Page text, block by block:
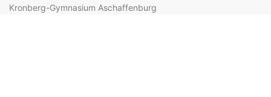
Kronberg-Gymnasium Aschaffenburg